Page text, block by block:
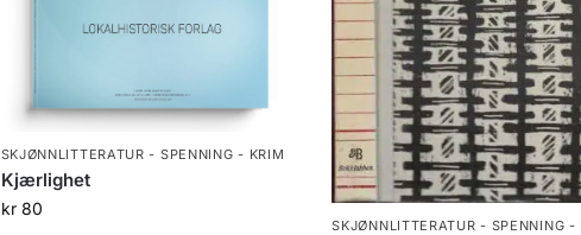
SKJØNNLITTERATUR - SPENNING - KRIM
Kjærlighet
kr80
SKJØNNLITTERATUR - SPENNING -